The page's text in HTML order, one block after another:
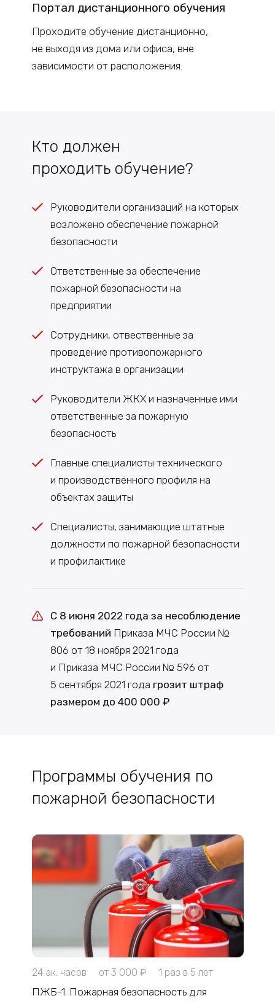
Портал дистанционного обучения
Проходите обучение дистанционно,
не выходя из дома или офиса, вне
зависимости от расположения.
Кто должен
проходить обучение?
Руководители организаций на которых
возложено обеспечение пожарной
безопасности
Ответственные за обеспечение
пожарной безопасности на
предприятии
Сотрудники, отвественные за
проведение противопожарного
инструктажа в организации
Руководители ЖКХ и назначенные ими
ответственные за пожарную
безопасность
Главные специалисты технического
и производственного профиля на
объектах защиты
Специалисты, занимающие штатные
должности по пожарной безопасности
и профилактике
С 8 июня 2022 года за несоблюдение
требований Приказа МЧС России №
806 от 18 ноября 2021 года
и Приказа МЧС России № 596 от
5 сентября 2021 года грозит штраф
размером до 400 000 ₽
Программы обучения по
пожарной безопасности
24 ак. часов от 3 000 ₽ 1 раз в 5 лет
ПЖБ-1. Пожарная безопасность для